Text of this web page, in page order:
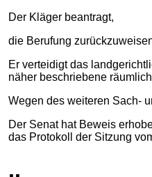
Der Kläger beantragt,
die Berufung
Er verteidigt das
näher beschriebene
Wegen des weiteren Sach-
Der Senat hat Beweis
das Protokoll der Sitzung